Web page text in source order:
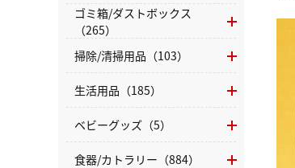
ゴミ箱/ダストボックス
（265）
掃除/清掃用品（103）
生活用品（185）
ベビーグッズ（5）
食器/カトラリー（884）